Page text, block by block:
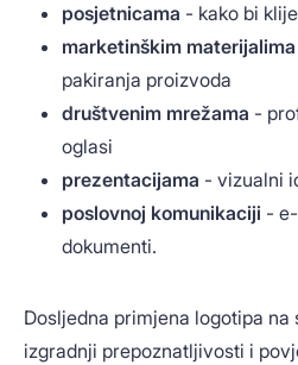
posjetnicama - kako bi
marketinškim materijalima
pakiranja proizvoda
društvenim mrežama -
oglasi
prezentacijama - vizualni
poslovnoj komunikaciji -
dokumenti.
Dosljedna primjena logotipa
izgradnji prepoznatljivosti i